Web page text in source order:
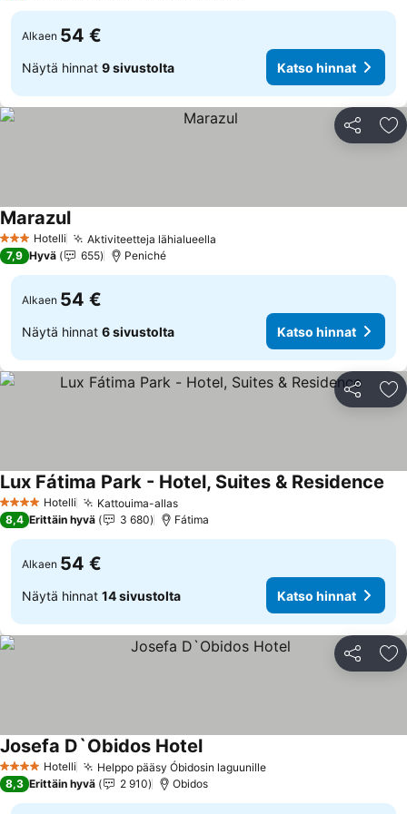
Alkaen 54 €
Näytä hinnat 9 sivustolta Katso hinnat
Jaa
3 Tähtiluokitus
Hotelli Aktiviteetteja lähialueella
Marazul
7,9 Hyvä 655 Peniché
Alkaen 54 €
Näytä hinnat 6 sivustolta Katso hinnat
Jaa
4 Tähtiluokitus
Hotelli Kattouima-allas
Lux Fátima Park - Hotel, Suites & Residence
8,4 Erittäin hyvä 3 680 Fátima
Alkaen 54 €
Näytä hinnat 14 sivustolta Katso hinnat
Jaa
4 Tähtiluokitus
Hotelli Helppo pääsy Óbidosin laguunille
Josefa D`Obidos Hotel
8,3 Erittäin hyvä 2 910 Obidos